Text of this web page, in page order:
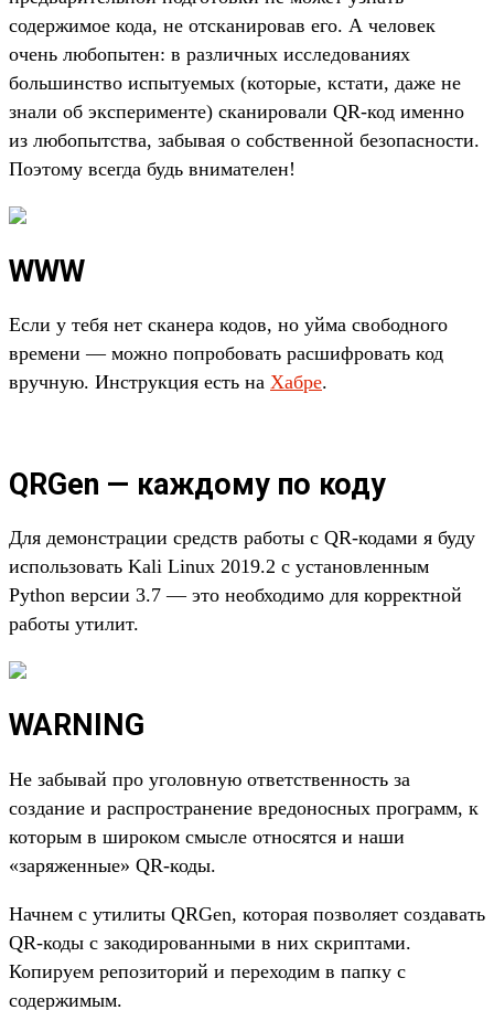
содержимое кода, не отсканировав его. А человек
очень любопытен: в различных исследованиях
большинство испытуемых (которые, кстати, даже не
знали об эксперименте) сканировали QR-код именно
из любопытства, забывая о собственной безопасности.
Поэтому всегда будь внимателен!
WWW
Если у тебя нет сканера кодов, но уйма свободного
времени — можно попробовать расшифровать код
вручную. Инструкция есть на Хабре.
QRGen — каждому по коду
Для демонстрации средств работы с QR-кодами я буду
использовать Kali Linux 2019.2 с установленным
Python версии 3.7 — это необходимо для корректной
работы утилит.
WARNING
Не забывай про уголовную ответственность за
создание и распространение вредоносных программ, к
которым в широком смысле относятся и наши
«заряженные» QR-коды.
Начнем с утилиты QRGen, которая позволяет создавать
QR-коды с закодированными в них скриптами.
Копируем репозиторий и переходим в папку с
содержимым.